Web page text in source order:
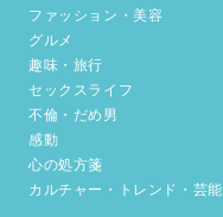
ファッション・美容
グルメ
趣味・旅行
セックスライフ
不倫・だめ男
感動
心の処方箋
カルチャー・トレンド・芸能